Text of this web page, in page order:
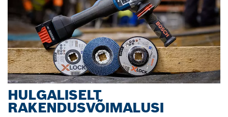
HULGALISELT
RAKENDUSVÕIMALUSI